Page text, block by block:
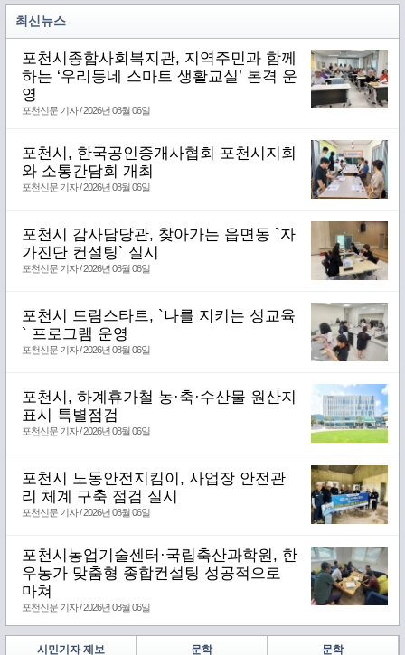
최신뉴스
포천시종합사회복지관, 지역주민과 함께
하는 ‘우리동네 스마트 생활교실’ 본격 운
영
포천신문 기자 / 2026년 08월 06일
포천시, 한국공인중개사협회 포천시지회
와 소통간담회 개최
포천신문 기자 / 2026년 08월 06일
포천시 감사담당관, 찾아가는 읍면동 `자
가진단 컨설팅` 실시
포천신문 기자 / 2026년 08월 06일
포천시 드림스타트, `나를 지키는 성교육
` 프로그램 운영
포천신문 기자 / 2026년 08월 06일
포천시, 하계휴가철 농·축·수산물 원산지
표시 특별점검
포천신문 기자 / 2026년 08월 06일
포천시 노동안전지킴이, 사업장 안전관
리 체계 구축 점검 실시
포천신문 기자 / 2026년 08월 06일
포천시농업기술센터·국립축산과학원, 한
우농가 맞춤형 종합컨설팅 성공적으로
마쳐
포천신문 기자 / 2026년 08월 06일
시민기자 제보 문학 문학